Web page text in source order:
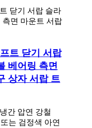
트 닫기 서랍
베어링 측면
상자 서랍 트
간 압연 강철
는 검정색 아연